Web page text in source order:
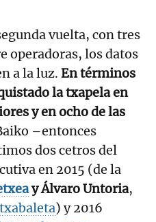
vuelta, con tres
operadoras, los datos
a la luz. En términos
la txapela en
y en ocho de las
–entonces
dos cetros del
en 2015 (de la
y Álvaro Untoria,
) y 2016